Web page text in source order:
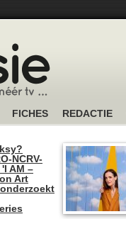
FICHES REDACTIE
NCRV-
AM –
Art